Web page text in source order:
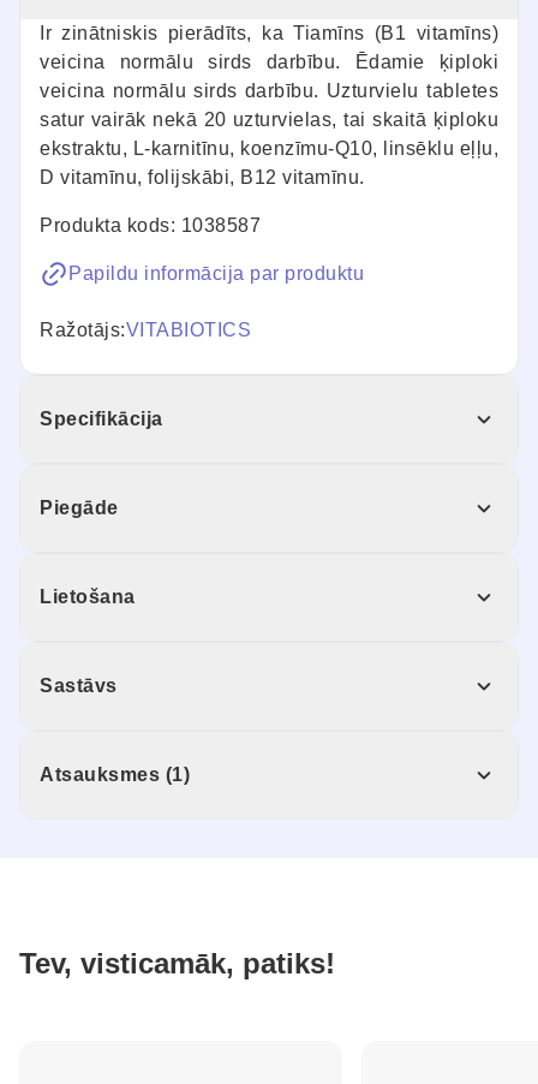
Ir zinātniskis pierādīts, ka Tiamīns (B1 vitamīns)
veicina normālu sirds darbību. Ēdamie ķiploki
veicina normālu sirds darbību. Uzturvielu tabletes
satur vairāk nekā 20 uzturvielas, tai skaitā ķiploku
ekstraktu, L-karnitīnu, koenzīmu-Q10, linsēklu eļļu,
D vitamīnu, folijskābi, B12 vitamīnu.
Produkta kods: 1038587
Papildu informācija par produktu
Ražotājs:VITABIOTICS
Specifikācija
Piegāde
Lietošana
Sastāvs
Atsauksmes (1)
Tev, visticamāk, patiks!